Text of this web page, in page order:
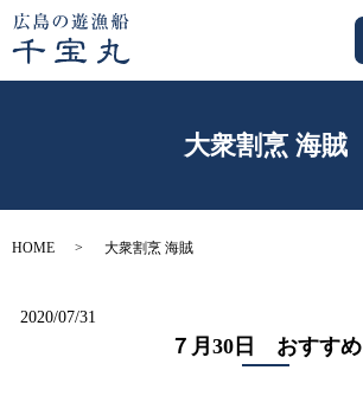
大衆割烹 海賊
HOME 大衆割烹 海賊
2020/07/31
７月30日 おすすめ